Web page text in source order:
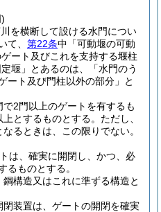
を横断して設ける水門につい
て、 第22条中「可動堰の可動
ート及びこれを支持する堰柱
堰」とあるのは、「水門のう
ート及び門柱以外の部分」と
2門以上のゲートを有するも
とするものとする。 ただし、
るときは、この限りでない。
は、確実に開閉し、かつ、必
るものとする。
構造又はこれに準ずる構造と
装置は、ゲートの開閉を確実